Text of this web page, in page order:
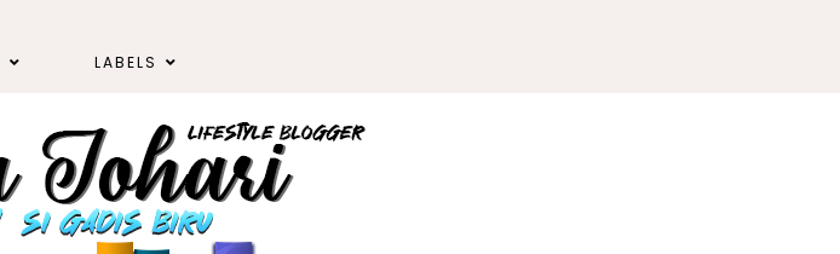
LABELS